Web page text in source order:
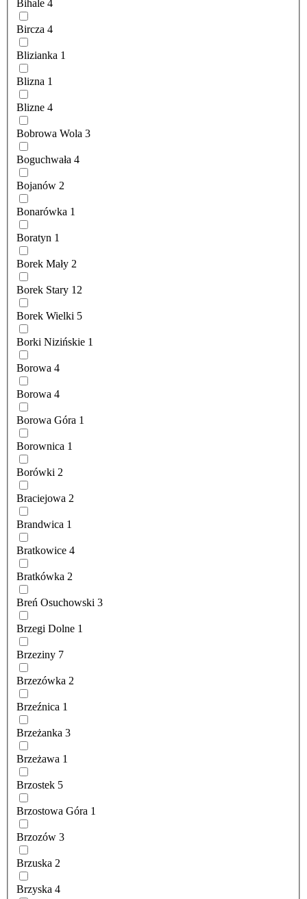
Bihale 4
Bircza 4
Blizianka 1
Blizna 1
Blizne 4
Bobrowa Wola 3
Boguchwała 4
Bojanów 2
Bonarówka 1
Boratyn 1
Borek Mały 2
Borek Stary 12
Borek Wielki 5
Borki Nizińskie 1
Borowa 4
Borowa 4
Borowa Góra 1
Borownica 1
Borówki 2
Braciejowa 2
Brandwica 1
Bratkowice 4
Bratkówka 2
Breń Osuchowski 3
Brzegi Dolne 1
Brzeziny 7
Brzezówka 2
Brzeźnica 1
Brzeżanka 3
Brzeżawa 1
Brzostek 5
Brzostowa Góra 1
Brzozów 3
Brzuska 2
Brzyska 4